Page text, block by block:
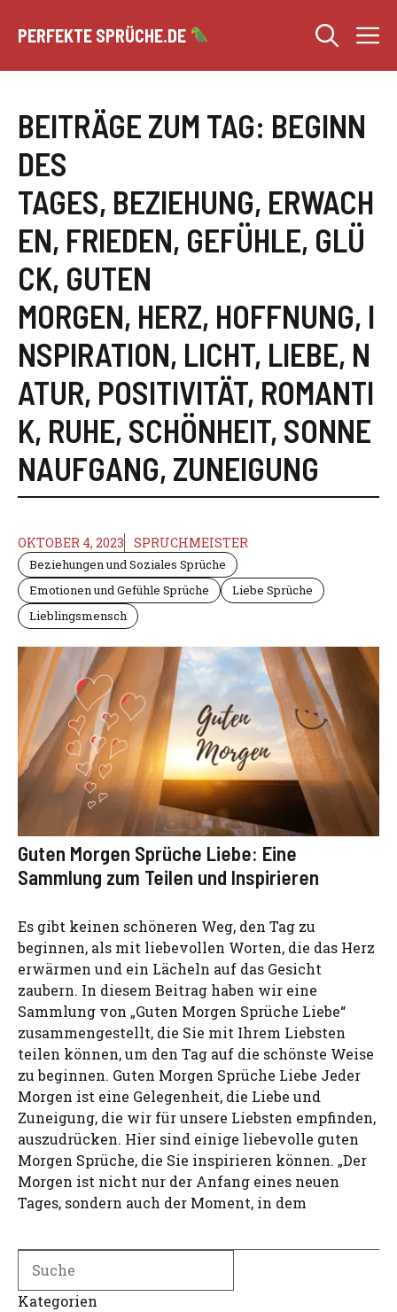
Inhalt
PERFEKTE SPRÜCHE.DE
BEITRÄGE ZUM TAG: BEGINN
DES
TAGES, BEZIEHUNG, ERWACH
EN, FRIEDEN, GEFÜHLE, GLÜ
CK, GUTEN
MORGEN, HERZ, HOFFNUNG, I
NSPIRATION, LICHT, LIEBE, N
ATUR, POSITIVITÄT, ROMANTI
K, RUHE, SCHÖNHEIT, SONNE
NAUFGANG, ZUNEIGUNG
OKTOBER 4, 2023 SPRUCHMEISTER
Beziehungen und Soziales Sprüche
Emotionen und Gefühle Sprüche
Liebe Sprüche
Lieblingsmensch
Guten Morgen Sprüche Liebe: Eine
Sammlung zum Teilen und Inspirieren
Es gibt keinen schöneren Weg, den Tag zu
beginnen, als mit liebevollen Worten, die das Herz
erwärmen und ein Lächeln auf das Gesicht
zaubern. In diesem Beitrag haben wir eine
Sammlung von „Guten Morgen Sprüche Liebe“
zusammengestellt, die Sie mit Ihrem Liebsten
teilen können, um den Tag auf die schönste Weise
zu beginnen. Guten Morgen Sprüche Liebe Jeder
Morgen ist eine Gelegenheit, die Liebe und
Zuneigung, die wir für unsere Liebsten empfinden,
auszudrücken. Hier sind einige liebevolle guten
Morgen Sprüche, die Sie inspirieren können. „Der
Morgen ist nicht nur der Anfang eines neuen
Tages, sondern auch der Moment, in dem
Kategorien